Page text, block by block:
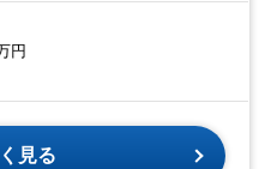
円
見る